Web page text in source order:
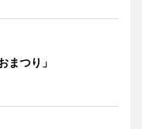
まつり」